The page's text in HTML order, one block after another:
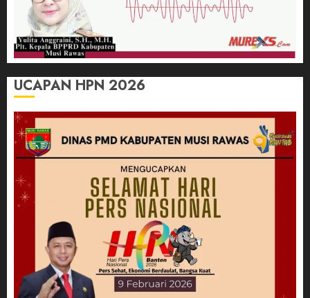
UCAPAN HPN 2026